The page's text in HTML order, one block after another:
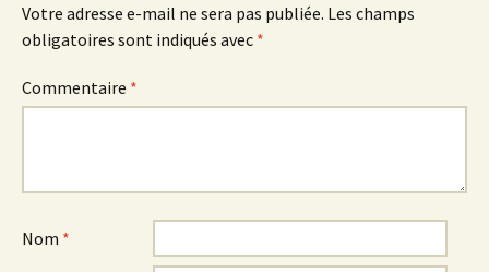
Votre adresse e-mail ne sera pas publiée. Les champs
obligatoires sont indiqués avec *
Commentaire *
Nom *